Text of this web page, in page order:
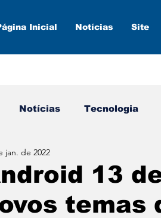
Inicial Notícias Site
Notícias Tecnologia
13
temas
jan. de 2022